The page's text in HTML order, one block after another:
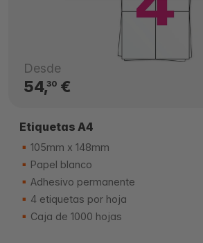
Desde
54,30€
Etiquetas A4
105mm x 148mm
Papel blanco
Adhesivo permanente
4 etiquetas por hoja
Caja de 1000 hojas